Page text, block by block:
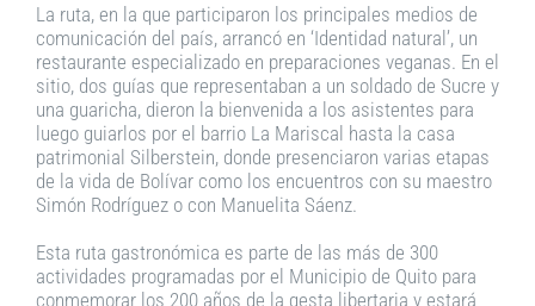
La ruta, en la que participaron los principales medios de
comunicación del país, arrancó en ‘Identidad natural’, un
restaurante especializado en preparaciones veganas. En el
sitio, dos guías que representaban a un soldado de Sucre y
una guaricha, dieron la bienvenida a los asistentes para
luego guiarlos por el barrio La Mariscal hasta la casa
patrimonial Silberstein, donde presenciaron varias etapas
de la vida de Bolívar como los encuentros con su maestro
Simón Rodríguez o con Manuelita Sáenz.
Esta ruta gastronómica es parte de las más de 300
actividades programadas por el Municipio de Quito para
conmemorar los 200 años de la gesta libertaria y estará